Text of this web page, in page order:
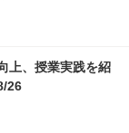
上、授業実践を紹
26